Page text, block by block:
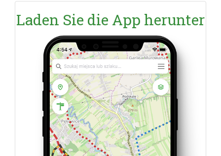
Laden Sie die App herunter